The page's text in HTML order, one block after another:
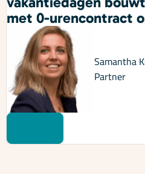
met 0-urencontract
Samantha
Partner